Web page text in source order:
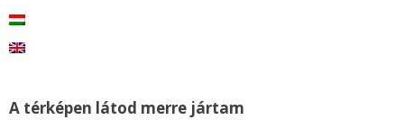
A térképen látod merre jártam